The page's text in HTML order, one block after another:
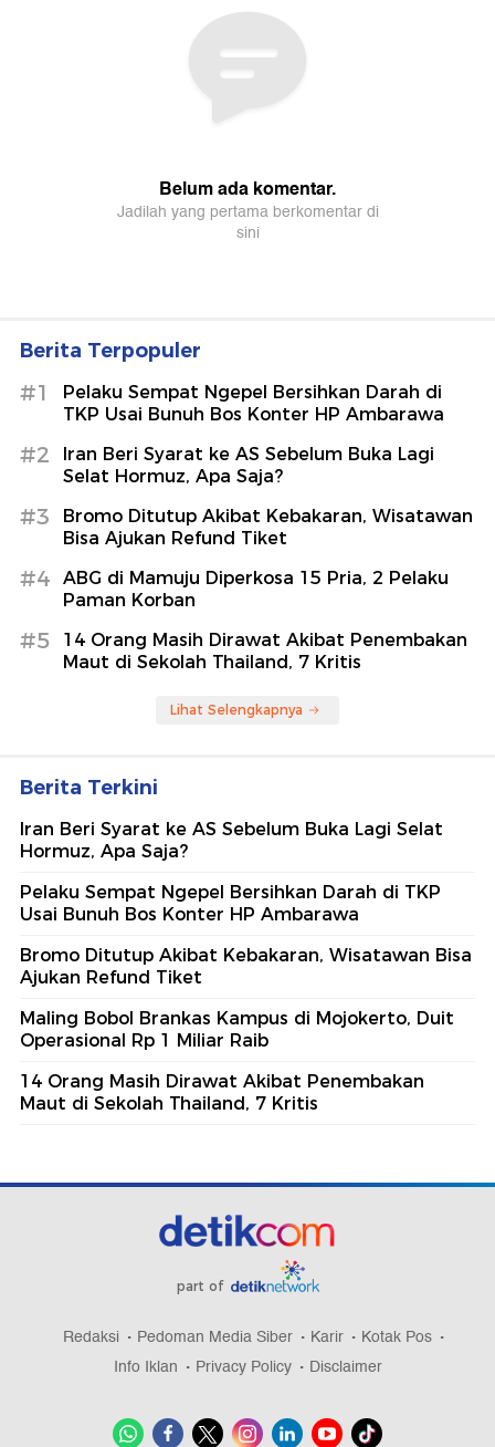
Berita Terpopuler
#1
Pelaku Sempat Ngepel Bersihkan Darah di
TKP Usai Bunuh Bos Konter HP Ambarawa
#2
Iran Beri Syarat ke AS Sebelum Buka Lagi
Selat Hormuz, Apa Saja?
#3
Bromo Ditutup Akibat Kebakaran, Wisatawan
Bisa Ajukan Refund Tiket
#4
ABG di Mamuju Diperkosa 15 Pria, 2 Pelaku
Paman Korban
#5
14 Orang Masih Dirawat Akibat Penembakan
Maut di Sekolah Thailand, 7 Kritis
Lihat Selengkapnya
Berita Terkini
Iran Beri Syarat ke AS Sebelum Buka Lagi Selat
Hormuz, Apa Saja?
Pelaku Sempat Ngepel Bersihkan Darah di TKP
Usai Bunuh Bos Konter HP Ambarawa
Bromo Ditutup Akibat Kebakaran, Wisatawan Bisa
Ajukan Refund Tiket
Maling Bobol Brankas Kampus di Mojokerto, Duit
Operasional Rp 1 Miliar Raib
14 Orang Masih Dirawat Akibat Penembakan
Maut di Sekolah Thailand, 7 Kritis
part of
Redaksi Pedoman Media Siber Karir
Kotak Pos
Info Iklan
Privacy Policy Disclaimer